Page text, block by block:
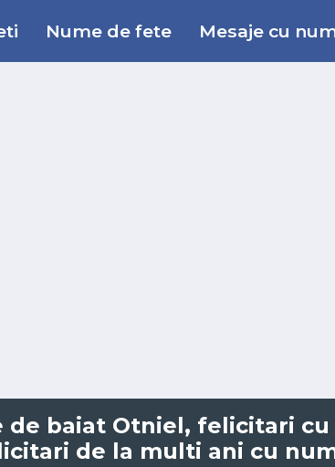
Nume de fete Mesaje cu
de baiat Otniel, felicitari
de la multi ani cu